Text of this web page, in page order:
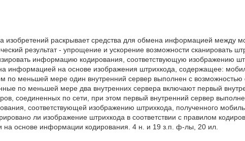
изобретений раскрывает средства для обмена информацией между
результат - упрощение и ускорение возможности сканировать
информацию кодирования, соответствующую изображению
информацией на основе изображения штрихкода, содержащее:
по меньшей мере один внутренний сервер выполнен с
по меньшей мере два внутренних сервера включают первый
соединенных по сети, при этом первый внутренний сервер
соответствующей изображению штрихкода, полученного
ли изображение штрихкода в соответствии с правилом
на основе информации кодирования. 4 н. и 19 з.п. ф-лы, 20 ил.